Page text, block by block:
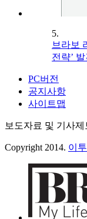
5.
브라보
전략’
PC버전
공지사항
사이트맵
보도자료 및 기사제
Copyright 2014. 이